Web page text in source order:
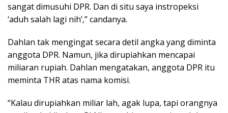
sangat dimusuhi DPR. Dan di situ saya instropeksi
‘aduh salah lagi nih’,” candanya.
Dahlan tak mengingat secara detil angka yang diminta
anggota DPR. Namun, jika dirupiahkan mencapai
miliaran rupiah. Dahlan mengatakan, anggota DPR itu
meminta THR atas nama komisi.
“Kalau dirupiahkan miliar lah, agak lupa, tapi orangnya